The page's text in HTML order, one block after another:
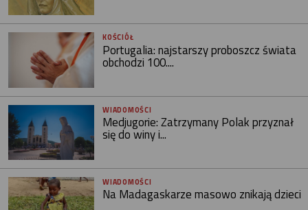
KOŚCIÓŁ
Portugalia: najstarszy proboszcz świata
obchodzi 100....
WIADOMOŚCI
Medjugorie: Zatrzymany Polak przyznał
się do winy i...
WIADOMOŚCI
Na Madagaskarze masowo znikają dzieci